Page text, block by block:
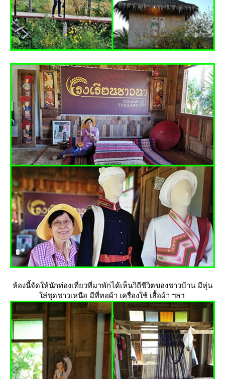
ห้องนี้จัดให้นักท่องเที่ยวที่มาพักได้เห็นวิถีชีวิตของชาวบ้าน มีหุ่น
ส่ชุดชาวเหนือ มีที่ทอผ้า เครื่องใช้ เสื้อผ้า ฯลฯ